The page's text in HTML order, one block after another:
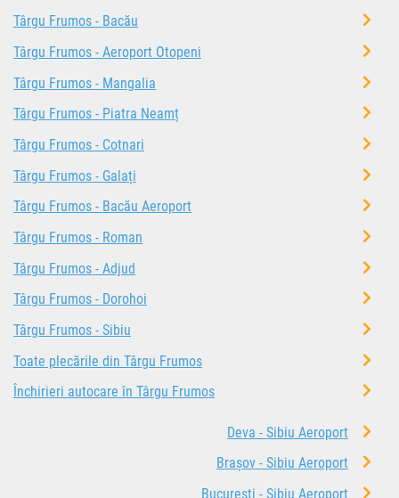
Târgu Frumos - Bacău
Târgu Frumos - Aeroport Otopeni
Târgu Frumos - Mangalia
Târgu Frumos - Piatra Neamț
Târgu Frumos - Cotnari
Târgu Frumos - Galați
Târgu Frumos - Bacău Aeroport
Târgu Frumos - Roman
Târgu Frumos - Adjud
Târgu Frumos - Dorohoi
Târgu Frumos - Sibiu
Toate plecările din Târgu Frumos
Închirieri autocare în Târgu Frumos
Deva - Sibiu Aeroport
Brașov - Sibiu Aeroport
București - Sibiu Aeroport